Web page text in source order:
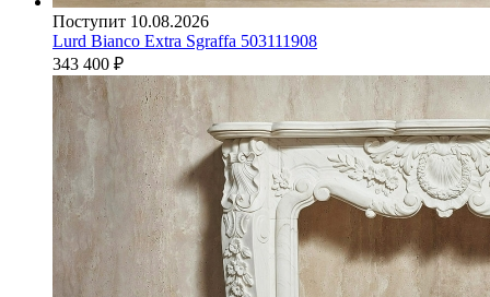
Поступит 10.08.2026
Lurd Bianco Extra Sgraffa 503111908
343 400 ₽